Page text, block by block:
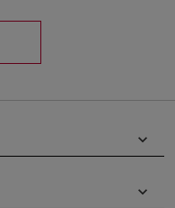
keyboard_arrow_down
keyboard_arrow_down